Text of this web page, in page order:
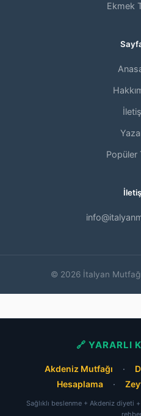
Ekmek
Popüler
© 2026 İtalyan
🔗 YARARLI
Akdeniz Mutfağı ·
Hesaplama
·
Sağlıklı beslenme + Akdeniz diyeti